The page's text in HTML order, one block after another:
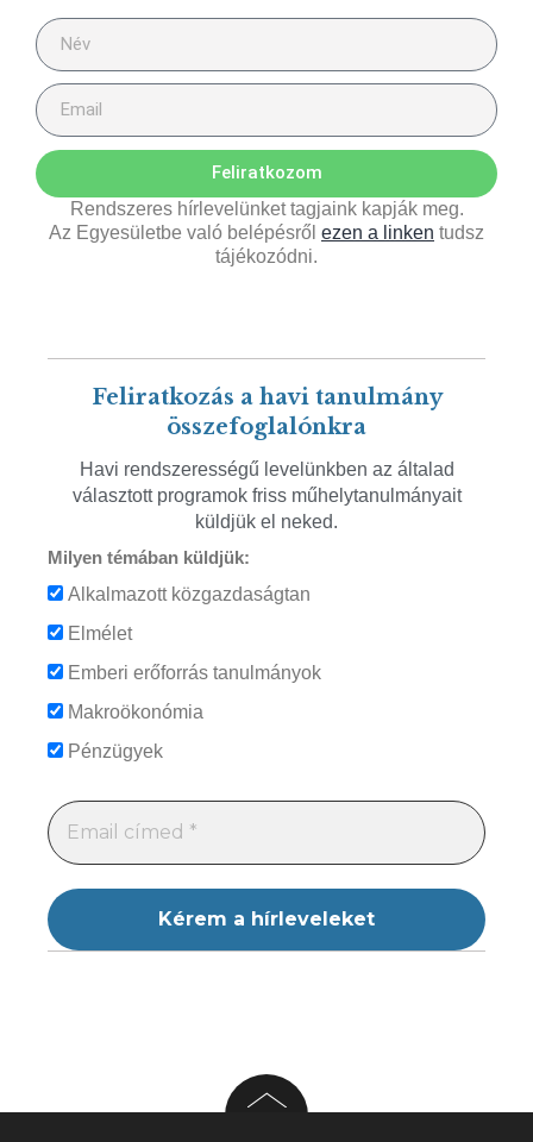
Feliratkozom
Rendszeres hírlevelünket tagjaink kapják meg.
Az Egyesületbe való belépésről ezen a linken tudsz
tájékozódni.
Feliratkozás a havi tanulmány
összefoglalónkra
Havi rendszerességű levelünkben az általad
választott programok friss műhelytanulmányait
küldjük el neked.
Milyen témában küldjük:
Alkalmazott közgazdaságtan
Elmélet
Emberi erőforrás tanulmányok
Makroökonómia
Pénzügyek